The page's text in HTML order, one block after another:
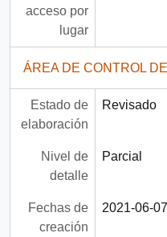
acceso por
lugar
ÁREA DE CONTROL
Estado de
elaboración
Revisado
Nivel de
detalle
Parcial
Fechas de
creación
2021-06-07